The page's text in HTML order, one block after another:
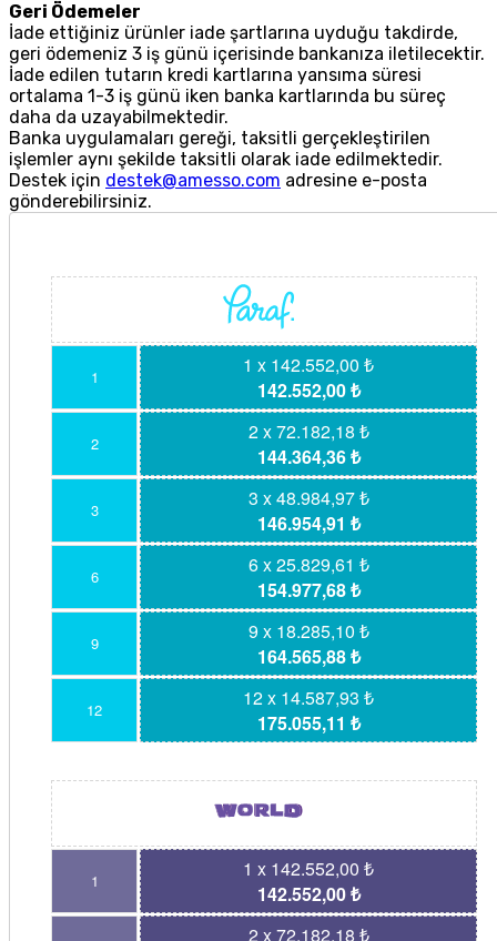
Geri Ödemeler
İade ettiğiniz ürünler iade şartlarına uyduğu takdirde,
geri ödemeniz 3 iş günü içerisinde bankanıza iletilecektir.
İade edilen tutarın kredi kartlarına yansıma süresi
ortalama 1-3 iş günü iken banka kartlarında bu süreç
daha da uzayabilmektedir.
Banka uygulamaları gereği, taksitli gerçekleştirilen
işlemler aynı şekilde taksitli olarak iade edilmektedir.
Destek için destek@amesso.com adresine e-posta
gönderebilirsiniz.
1
1 x 142.552,00 ₺
142.552,00 ₺
2
2 x 72.182,18 ₺
144.364,36 ₺
3
3 x 48.984,97 ₺
146.954,91 ₺
6
6 x 25.829,61 ₺
154.977,68 ₺
9
9 x 18.285,10 ₺
164.565,88 ₺
12
12 x 14.587,93 ₺
175.055,11 ₺
1
1 x 142.552,00 ₺
142.552,00 ₺
2 x 72.182,18 ₺